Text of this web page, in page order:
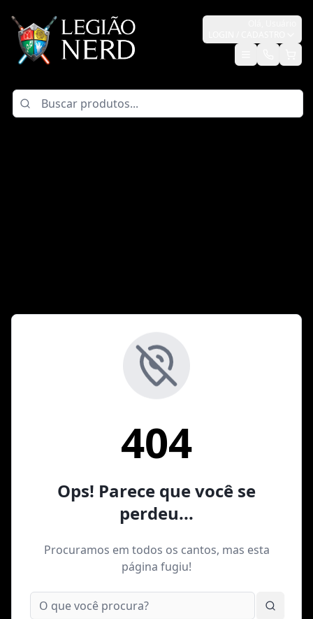
404
Ops! Parece que você se
perdeu...
Procuramos em todos os cantos, mas esta
página fugiu!